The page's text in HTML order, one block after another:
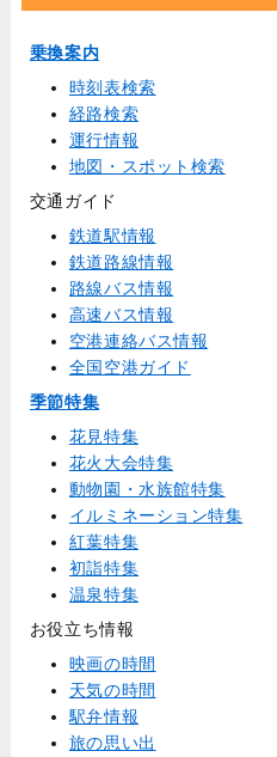
乗換案内
時刻表検索
経路検索
運行情報
地図・スポット検索
交通ガイド
鉄道駅情報
鉄道路線情報
路線バス情報
高速バス情報
空港連絡バス情報
全国空港ガイド
季節特集
花見特集
花火大会特集
動物園・水族館特集
イルミネーション特集
紅葉特集
初詣特集
温泉特集
お役立ち情報
映画の時間
天気の時間
駅弁情報
旅の思い出